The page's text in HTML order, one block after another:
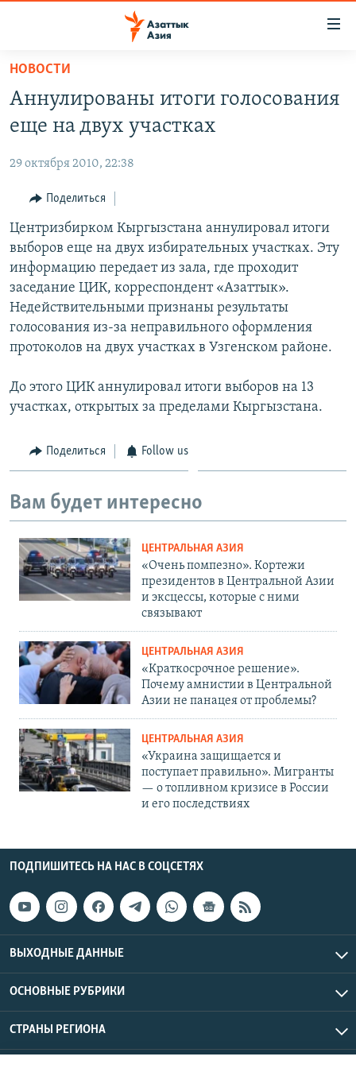
Вернуться
основному
содержанию
навигации
Вернутся
поиску
КАЗАХСТАН
УЗБЕКИСТАН
ТАДЖИКИСТАН
НОВОСТИ
ВОЙНА В УКРАИНЕ
НА ДРУГИХ ЯЗЫКАХ
ҚАЗАҚША
КЫРГЫЗЧА
ЎЗБЕКЧА
ТОҶИКӢ
TÜRKMENÇE
Все сайты РСЕ/РС
НОВОСТИ
Аннулированы итоги голосования
еще на двух участках
29 октября 2010, 22:38
Поделиться
Центризбирком Кыргызстана аннулировал итоги
выборов еще на двух избирательных участках. Эту
информацию передает из зала, где проходит
заседание ЦИК, корреспондент «Азаттык».
Недействительными признаны результаты
голосования из-за неправильного оформления
протоколов на двух участках в Узгенском районе.
До этого ЦИК аннулировал итоги выборов на 13
участках, открытых за пределами Кыргызстана.
Поделиться Follow us
Вам будет интересно
ЦЕНТРАЛЬНАЯ АЗИЯ
«Очень помпезно». Кортежи
президентов в Центральной Азии
и эксцессы, которые с ними
связывают
ЦЕНТРАЛЬНАЯ АЗИЯ
«Краткосрочное решение».
Почему амнистии в Центральной
Азии не панацея от проблемы?
ЦЕНТРАЛЬНАЯ АЗИЯ
«Украина защищается и
поступает правильно». Мигранты
— о топливном кризисе в России
и его последствиях
ПОДПИШИТЕСЬ НА НАС В СОЦСЕТЯХ
ВЫХОДНЫЕ ДАННЫЕ
ОСНОВНЫЕ РУБРИКИ
СТРАНЫ РЕГИОНА